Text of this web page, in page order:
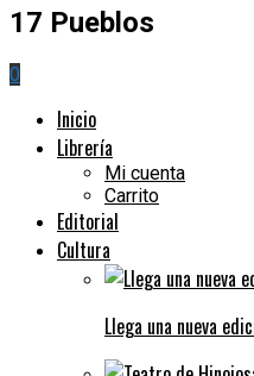
17 Pueblos
0
Inicio
Librería
Mi cuenta
Carrito
Editorial
Cultura
Llega una nueva